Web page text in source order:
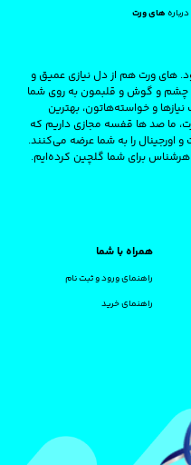
دربارههای ورت
های‌ ورت هم از دل نیازی عمیق و
چشم و گوش و قلبمون به روی شما
و خواسته‌هاتون، بهترین
ما صد ها قفسه مجازی داریم که
اورجینال را به شما عرضه می‌کنند.
برای شما گلچین کرده‌ایم.
همراه با شما
راهنمای ورود و ثبت نام
راهنمای خرید